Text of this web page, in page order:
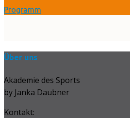
Programm
Über uns
Akademie des Sports
by Janka Daubner
Kontakt: